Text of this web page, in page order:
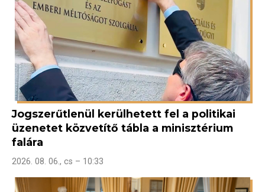
Jogszerűtlenül kerülhetett fel a politikai
üzenetet közvetítő tábla a minisztérium
falára
2026. 08. 06., cs – 10:33